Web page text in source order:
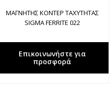
ΜΑΓΝΗΤΗΣ ΚΟΝΤΕΡ ΤΑΧΥΤΗΤΑΣ
SIGMA FERRITE 022
Επικοινωνήστε για
προσφορά